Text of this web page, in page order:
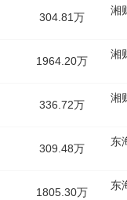
304.81万
湘
1964.20万
湘
336.72万
湘
309.48万
东
1805.30万
东